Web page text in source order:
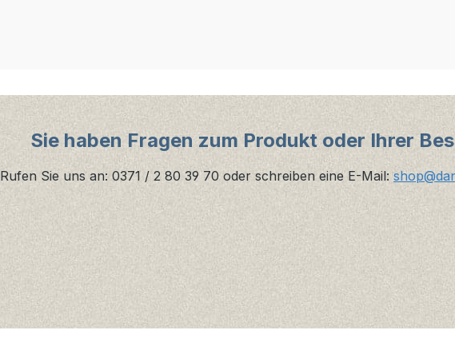
Sie haben Fragen zum Produkt oder Ihrer
Rufen Sie uns an: 0371 / 2 80 39 70 oder schreiben eine E-Mail: